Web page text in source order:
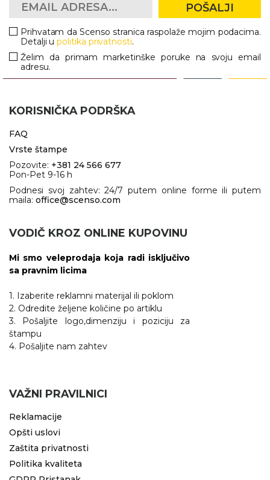
POŠALJI
Prihvatam da Scenso stranica raspolaže mojim podacima.
Detalji upolitika privatnosti.
Želim da primam marketinške poruke na svoju email
adresu.
KORISNIČKA PODRŠKA
FAQ
Vrste štampe
Pozovite: +381 24 566 677
Pon-Pet 9-16 h
Podnesi svoj zahtev: 24/7 putem online forme ili putem
maila: office@scenso.com
VODIČ KROZ ONLINE KUPOVINU
Mi smo veleprodaja koja radi isključivo
sa pravnim licima
1. Izaberite reklamni materijal ili poklom
2. Odredite željene količine po artiklu
3. Pošaljite logo,dimenziju i poziciju za
štampu
4. Pošaljite nam zahtev
VAŽNI PRAVILNICI
Reklamacije
Opšti uslovi
Zaštita privatnosti
Politika kvaliteta